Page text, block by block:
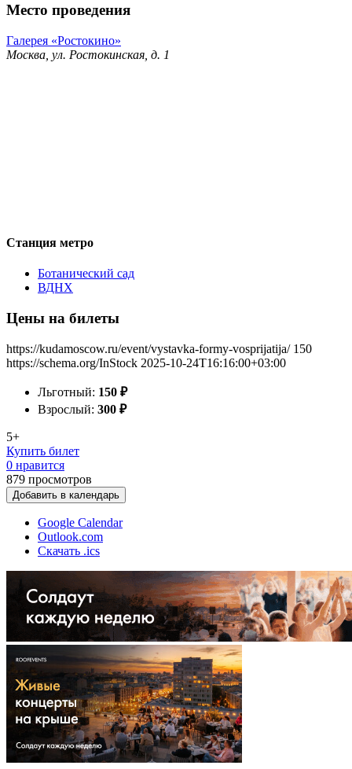
Место проведения
Галерея «Ростокино»
Москва, ул. Ростокинская, д. 1
Станция метро
Ботанический сад
ВДНХ
Цены на билеты
https://kudamoscow.ru/event/vystavka-formy-vosprijatija/ 150
https://schema.org/InStock 2025-10-24T16:16:00+03:00
Льготный: 150 ₽
Взрослый: 300 ₽
5+
Купить билет
0 нравится
879 просмотров
Добавить в календарь
Google Calendar
Outlook.com
Скачать .ics